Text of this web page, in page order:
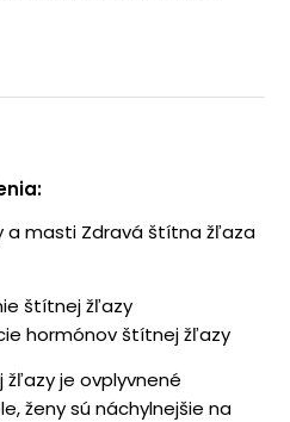
a masti Zdravá štítna žľaza
štítnej žľazy
hormónov štítnej žľazy
je ovplyvnené
ženy sú náchylnejšie na